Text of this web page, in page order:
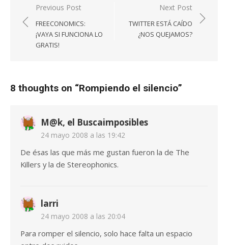
Navegación
de
entradas
Previous Post
FREECONOMICS:
¡VAYA SI FUNCIONA LO
GRATIS!
Next Post
TWITTER ESTÁ CAÍDO
¿NOS QUEJAMOS?
8 thoughts on “Rompiendo el silencio”
M@k, el Buscaimposibles
24 mayo 2008 a las 19:42
De ésas las que más me gustan fueron la de The
Killers y la de Stereophonics.
larri
24 mayo 2008 a las 20:04
Para romper el silencio, solo hace falta un espacio